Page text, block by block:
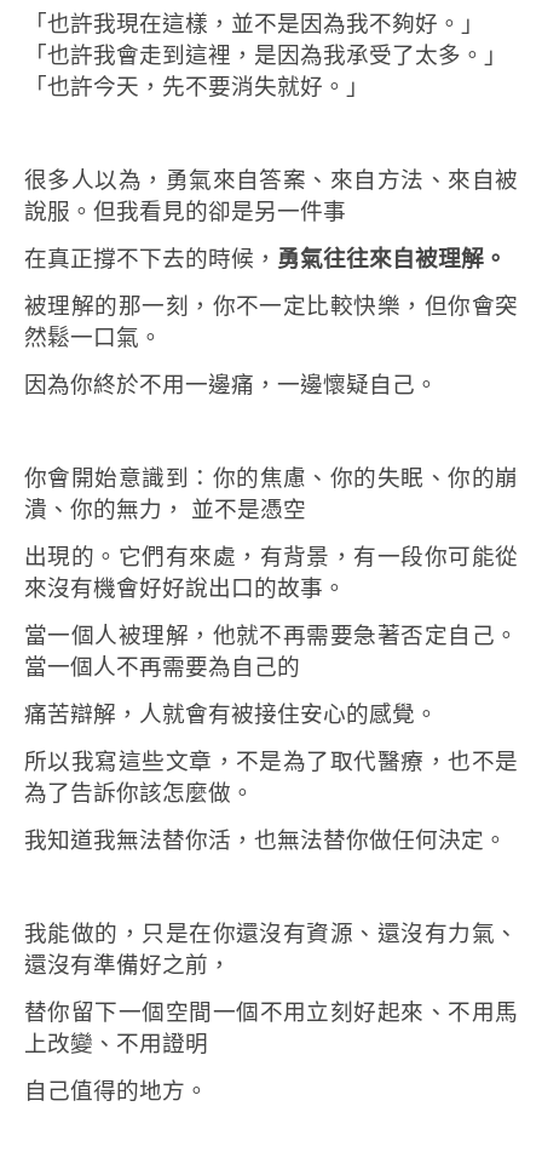
「也許我現在這樣，並不是因為我不夠好。」
「也許我會走到這裡，是因為我承受了太多。」
「也許今天，先不要消失就好。」
很多人以為，勇氣來自答案、來自方法、來自被
說服。 但我看見的卻是另一件事
在真正撐不下去的時候， 勇氣往往來自被理解。
被理解的那一刻，你不一定比較快樂， 但你會突
然鬆一口氣。
因為你終於不用一邊痛，一邊懷疑自己。
你會開始意識到： 你的焦慮、你的失眠、你的崩
潰、你的無力， 並不是憑空
出現的。 它們有來處，有背景，有一段你可能從
來沒有機會好好說出口的故事。
當一個人被理解，他就不再需要急著否定自己。
當一個人不再需要為自己的
痛苦辯解， 人就會有被接住安心的感覺。
所以我寫這些文章，不是為了取代醫療，也不是
為了告訴你該怎麼做。
我知道我無法替你活，也無法替你做任何決定。
我能做的，只是在你還沒有資源、還沒有力氣、
還沒有準備好之前，
替你留下一個空間一個不用立刻好起來、不用馬
上改變、不用證明
自己值得的地方。